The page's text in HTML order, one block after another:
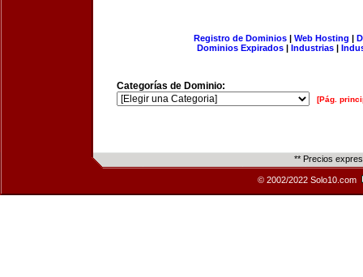
Registro de Dominios| Web Hosting |
Dominios Expirados | Industrias |
Categorías de Dominio:
[Pág.
** Precios
© 2002/2022 Solo10.com